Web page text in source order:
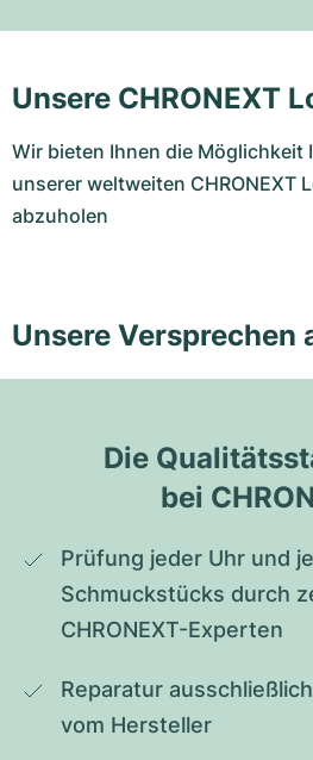
Unsere CHRONEXT
Wir bieten Ihnen die Möglichkeit
unserer weltweiten CHRONEXT
abzuholen
Unsere Versprechen
Die
bei
Prüfung jeder Uhr und
Schmuckstücks durch
CHRONEXT-Experten
Reparatur
vom Hersteller